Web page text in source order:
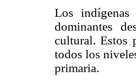
Los indígenas
dominantes
cultural. Estos
todos los
primaria.